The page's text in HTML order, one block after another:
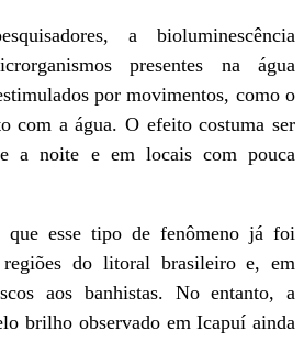
a bioluminescência
presentes na água
por movimentos, como o
com a água. O efeito costuma ser
a noite e em locais com pouca
que esse tipo de fenômeno já foi
regiões do litoral brasileiro e, em
aos banhistas. No entanto, a
brilho observado em Icapuí ainda